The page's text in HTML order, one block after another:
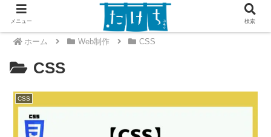
ホーム Web制作 CSS
CSS
CSS
メニュー 検索